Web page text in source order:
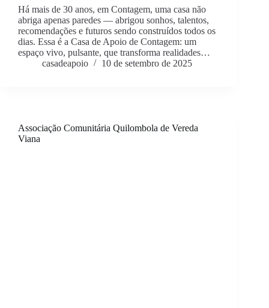
Há mais de 30 anos, em Contagem, uma casa não
abriga apenas paredes — abrigou sonhos, talentos,
recomendações e futuros sendo construídos todos os
dias. Essa é a Casa de Apoio de Contagem: um
espaço vivo, pulsante, que transforma realidades…
casadeapoio
10 de setembro de 2025
Associação Comunitária Quilombola de Vereda
Viana